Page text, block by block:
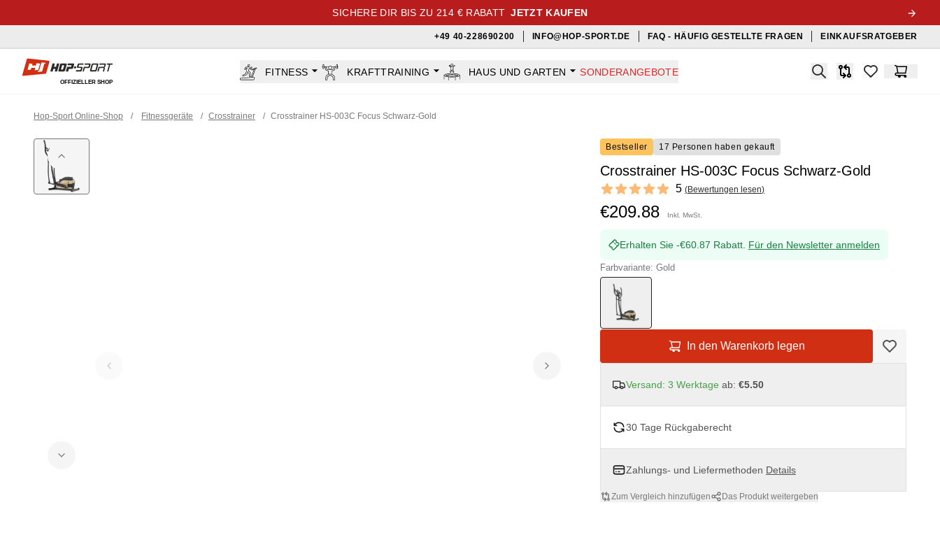
SICHERE DIR BIS ZU 214 € RABATT JETZT KAUFEN
+49 40-228690200 INFO@HOP-SPORT.DE FAQ - HÄUFIG GESTELLTE FRAGEN EINKAUFSRATGEBER
Hop-sport.at
OFFIZIELLER SHOP
FITNESS KRAFTTRAINING HAUS UND GARTEN SONDERANGEBOTE Search
Produkt-items in
Hop-Sport Online-Shop / Fitnessgeräte / Crosstrainer / Crosstrainer HS-003C Focus Schwarz-Gold
Bestseller 17 Personen haben gekauft
Crosstrainer HS-003C Focus Schwarz-Gold
Reviews
5 out of 5 stars 5 (Bewertungen lesen)
€209.88 Inkl. MwSt.
Erhalten Sie -€60.87 Rabatt. Für den Newsletter anmelden
Farbvariante: Gold
In den Warenkorb legen
Versand: 3 Werktage ab: €5.50
30 Tage Rückgaberecht
Zahlungs- und Liefermethoden Details
Zum Vergleich hinzufügen Das Produkt weitergeben